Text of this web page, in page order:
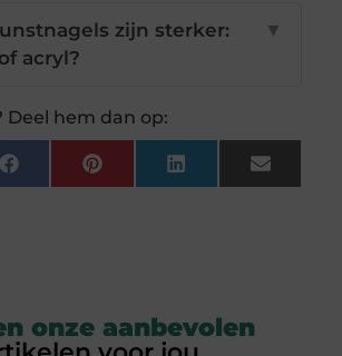
zijn sterker:
acryl?
▼
Deel hem dan op:
FacebookPinterestLinkedInEmail
onze aanbevolen